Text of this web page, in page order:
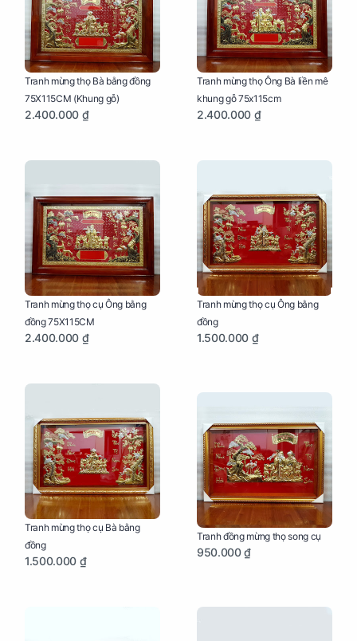
Tranh mừng thọ Bà bằng đồng
75X115CM (Khung gỗ)
2.400.000 ₫
Tranh mừng thọ Ông Bà liền mê
khung gỗ 75x115cm
2.400.000 ₫
Tranh mừng thọ cụ Ông bằng
đồng 75X115CM
2.400.000 ₫
Tranh mừng thọ cụ Ông bằng
đồng
1.500.000 ₫
Tranh mừng thọ cụ Bà bằng
đồng
1.500.000 ₫
Tranh đồng mừng thọ song cụ
950.000 ₫